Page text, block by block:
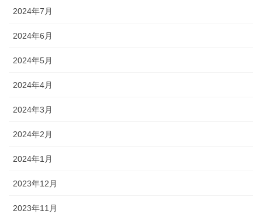
2024年7月
2024年6月
2024年5月
2024年4月
2024年3月
2024年2月
2024年1月
2023年12月
2023年11月